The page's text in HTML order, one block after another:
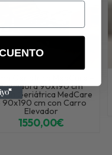
90x190 cm
Geriátrica MedCare
90x190 cm con Carro
Elevador
1550,00€